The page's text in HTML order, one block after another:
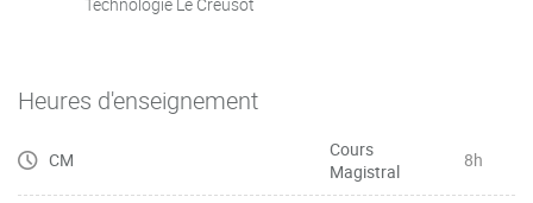
Heures d'enseignement
CM
Cours
Magistral
8h